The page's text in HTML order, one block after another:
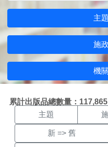
主
施
機
累計出版品總數量：117,865
機關搜尋結
主題
新 => 舊